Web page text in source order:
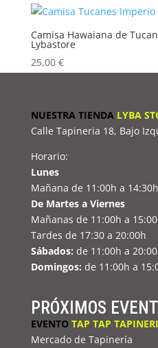
Camisa Hawaiana de
Lybastore
25,00 €
NUESTRA TIENDALYBA
Calle Tapineria 18, Bajo
Horario:
Lunes
Mañana de 11:00h a 14:30h
De Martes a Viernes
Mañanas de 11:00h a
Tardes de 17:30 a 20:00h
Sábados: de 11:00h a
Domingos: de 11:00h a
PRÓXIMOS
EVENTOTAP TAP
Mercado de Tapinería